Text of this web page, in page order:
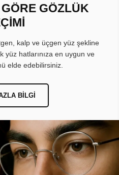
GÖZLÜK
kalp ve üçgen yüz şekline
yüz hatlarınıza en uygun ve
elde edebilirsiniz.
BILGI